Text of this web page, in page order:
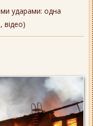
ударами: одна
відео)